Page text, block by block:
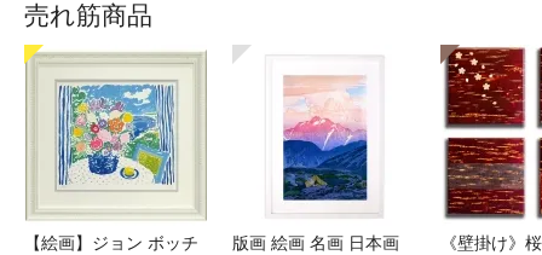
売れ筋商品
【絵画】ジョン ボッチ
版画 絵画 名画 日本画
《壁掛け》